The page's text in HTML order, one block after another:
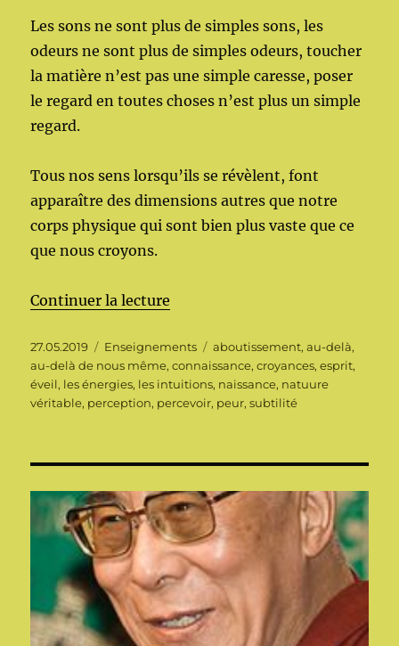
Les sons ne sont plus de simples sons, les
odeurs ne sont plus de simples odeurs, toucher
la matière n’est pas une simple caresse, poser
le regard en toutes choses n’est plus un simple
regard.
Tous nos sens lorsqu’ils se révèlent, font
apparaître des dimensions autres que notre
corps physique qui sont bien plus vaste que ce
que nous croyons.
Continuer la lecture
Publié
le
27.05.2019 Catégories
Enseignements Étiquettes
aboutissement,au-delà,
au-delà de nous même,connaissance,croyances,esprit,
éveil, les énergies, les intuitions, naissance, natuure
véritable, perception, percevoir, peur,subtilité